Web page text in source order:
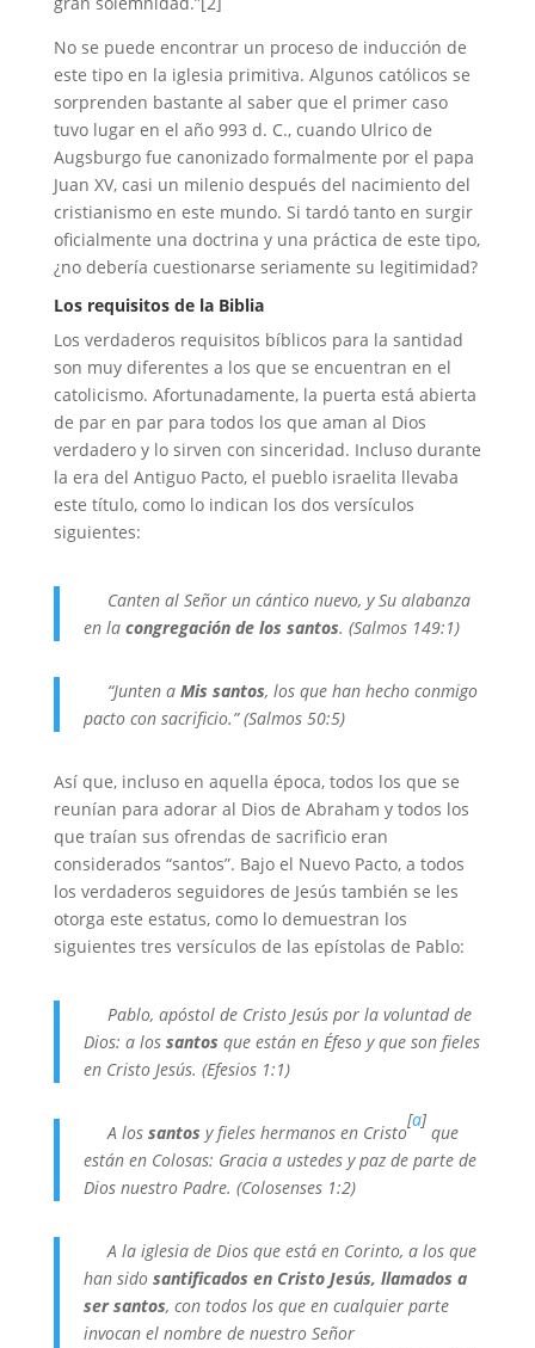
No se puede encontrar un proceso de inducción de
este tipo en la iglesia primitiva. Algunos católicos se
sorprenden bastante al saber que el primer caso
tuvo lugar en el año 993 d. C., cuando Ulrico de
Augsburgo fue canonizado formalmente por el papa
Juan XV, casi un milenio después del nacimiento del
cristianismo en este mundo. Si tardó tanto en surgir
oficialmente una doctrina y una práctica de este tipo,
¿no debería cuestionarse seriamente su legitimidad?
Los requisitos de la Biblia
Los verdaderos requisitos bíblicos para la santidad
son muy diferentes a los que se encuentran en el
catolicismo. Afortunadamente, la puerta está abierta
de par en par para todos los que aman al Dios
verdadero y lo sirven con sinceridad. Incluso durante
la era del Antiguo Pacto, el pueblo israelita llevaba
este título, como lo indican los dos versículos
siguientes:
Canten al Señorun cántico nuevo, y Su alabanza
en la congregación de los santos. (Salmos 149:1)
“Junten a Mis santos, los que han hecho conmigo
pacto con sacrificio.” (Salmos 50:5)
Así que, incluso en aquella época, todos los que se
reunían para adorar al Dios de Abraham y todos los
que traían sus ofrendas de sacrificio eran
considerados “santos”. Bajo el Nuevo Pacto, a todos
los verdaderos seguidores de Jesús también se les
otorga este estatus, como lo demuestran los
siguientes tres versículos de las epístolas de Pablo:
Pablo, apóstol de Cristo Jesús por la voluntad de
Dios: a los santos que están en Éfeso y que son fieles
en Cristo Jesús. (Efesios 1:1)
A los santos y fieles hermanos en Cristo
[a]
que
están en Colosas: Gracia a ustedes y paz de parte de
Dios nuestro Padre. (Colosenses 1:2)
A la iglesia de Dios que está en Corinto, a los que
han sido santificados en Cristo Jesús, llamados a
ser santos, con todos los que en cualquier parte
invocan el nombre de nuestro Señor